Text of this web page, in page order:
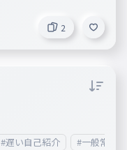
2
#遅い自己紹介 #一般常識